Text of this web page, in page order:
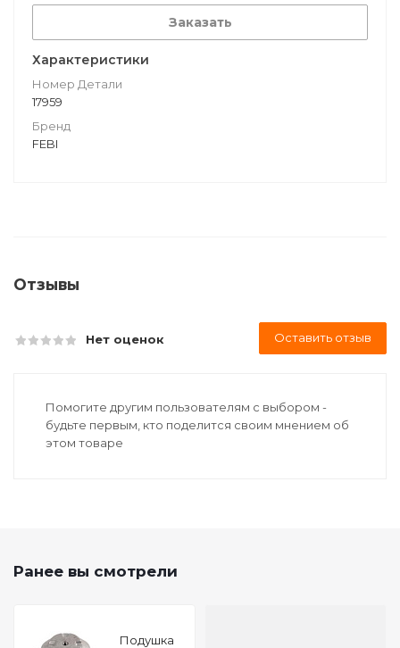
Заказать
Характеристики
Номер Детали
17959
Бренд
FEBI
Отзывы
Нет оценок Оставить отзыв
Помогите другим пользователям с выбором -
будьте первым, кто поделится своим мнением об
этом товаре
Ранее вы смотрели
Подушкa